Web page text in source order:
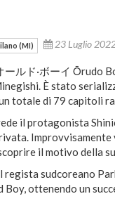
(MI) 23 Luglio
ールド·ボーイ Ōrudo
È stato
totale di 79 capitoli
il protagonista
Improvvisamente
il motivo della
regista sudcoreano
Boy, ottenendo un